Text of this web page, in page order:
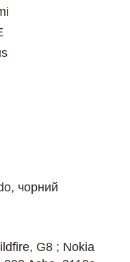
чорний
G8 ; Nokia